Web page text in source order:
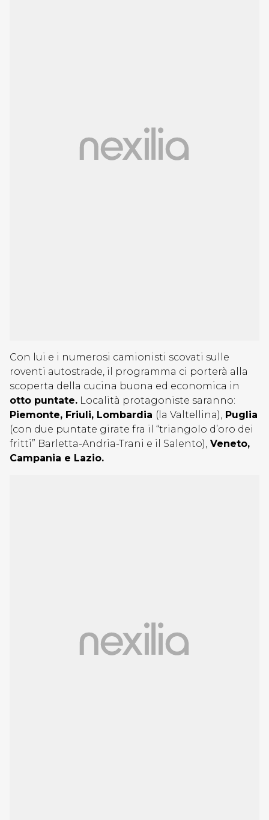
Con lui e i numerosi camionisti scovati sulle
roventi autostrade, il programma ci porterà alla
scoperta della cucina buona ed economica in
otto puntate. Località protagoniste saranno:
Piemonte, Friuli, Lombardia (la Valtellina), Puglia
(con due puntate girate fra il “triangolo d’oro dei
fritti” Barletta-Andria-Trani e il Salento), Veneto,
Campania e Lazio.